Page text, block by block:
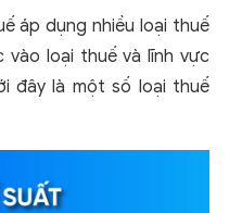
áp dụng nhiều loại thuế
vào loại thuế và lĩnh vực
đây là một số loại thuế